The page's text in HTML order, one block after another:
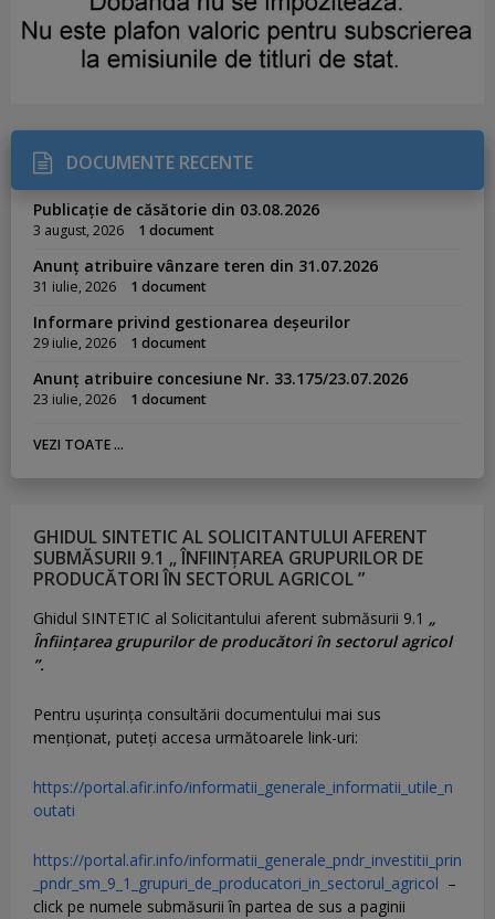
DOCUMENTE RECENTE
Publicație de căsătorie din 03.08.2026
3 august, 2026 1 document
Anunț atribuire vânzare teren din 31.07.2026
31 iulie, 2026 1 document
Informare privind gestionarea deșeurilor
29 iulie, 2026 1 document
Anunț atribuire concesiune Nr. 33.175/23.07.2026
23 iulie, 2026 1 document
VEZI TOATE ...
GHIDUL SINTETIC AL SOLICITANTULUI AFERENT
SUBMĂSURII 9.1 „ ÎNFIINȚAREA GRUPURILOR DE
PRODUCĂTORI ÎN SECTORUL AGRICOL ”
Ghidul SINTETIC al Solicitantului aferent submăsurii 9.1 „
Înființarea grupurilor de producători în sectorul agricol
”.
Pentru uşurinţa consultării documentului mai sus
menţionat, puteţi accesa următoarele link-uri:
https://portal.afir.info/informatii_generale_informatii_utile_n
outati
https://portal.afir.info/informatii_generale_pndr_investitii_prin
_pndr_sm_9_1_grupuri_de_producatori_in_sectorul_agricol –
click pe numele submăsurii în partea de sus a paginii